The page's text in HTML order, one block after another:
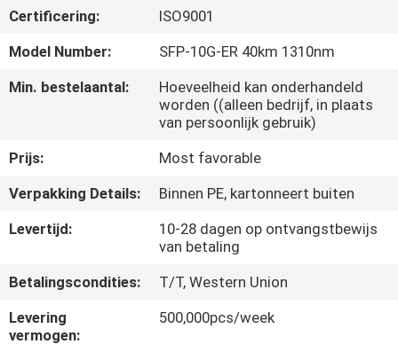
FABRIEKSTOUR
KWALITEITSCONTROLE
NEEM
CONTACT
MET
OP
Certificering:
ISO9001
Model Number:
SFP-10G-ER 40km 1310nm
Min. bestelaantal:
Hoeveelheid kan onderhandeld
worden ((alleen bedrijf, in plaats
van persoonlijk gebruik)
Prijs:
Most favorable
Verpakking Details:
Binnen PE, kartonneert buiten
Levertijd:
10-28 dagen op ontvangstbewijs
van betaling
Betalingscondities:
T/T, Western Union
Levering
vermogen:
500,000pcs/week